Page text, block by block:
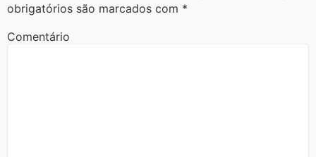
obrigatórios são marcados com *
Comentário